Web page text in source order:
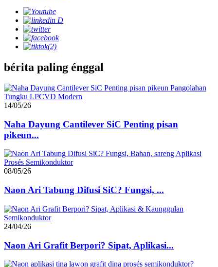
bérita paling énggal
14/05/26
Naha Dayung Cantilever SiC Penting pisan
pikeun...
08/05/26
Naon Ari Tabung Difusi SiC? Fungsi, ...
24/04/26
Naon Ari Grafit Berpori? Sipat, Aplikasi...